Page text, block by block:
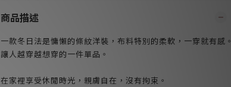
商品描述
一款冬日法是慵懶的條紋洋裝，布料特別的柔軟，一穿就有感。
讓人越穿越想穿的一件單品。
在家裡享受休閒時光，親膚自在，沒有拘束。